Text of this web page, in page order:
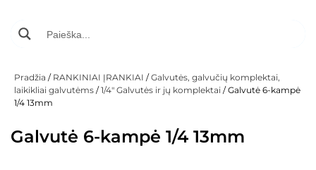
Pradžia / RANKINIAI ĮRANKIAI /Galvutės, galvučių komplektai,
laikikliai galvutėms /1/4" Galvutės ir jų komplektai / Galvutė 6-kampė
1/4 13mm
Galvutė 6-kampė 1/4 13mm